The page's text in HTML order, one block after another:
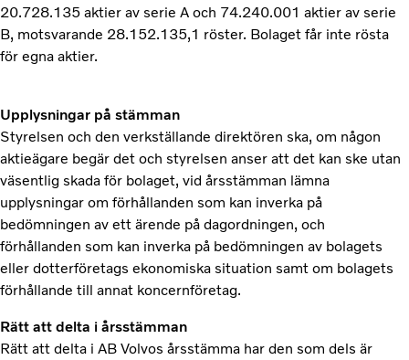
20.728.135 aktier av serie A och 74.240.001 aktier av serie
B, motsvarande 28.152.135,1 röster. Bolaget får inte rösta
för egna aktier.
Upplysningar på stämman
Styrelsen och den verkställande direktören ska, om någon
aktieägare begär det och styrelsen anser att det kan ske utan
väsentlig skada för bolaget, vid årsstämman lämna
upplysningar om förhållanden som kan inverka på
bedömningen av ett ärende på dagordningen, och
förhållanden som kan inverka på bedömningen av bolagets
eller dotterföretags ekonomiska situation samt om bolagets
förhållande till annat koncernföretag.
Rätt att delta i årsstämman
Rätt att delta i AB Volvos årsstämma har den som dels är